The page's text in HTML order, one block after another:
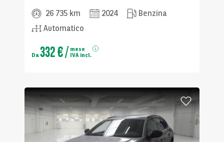
26 735 km
2024
Benzina
Automatico
Da332 €/ mese
IVA incl.